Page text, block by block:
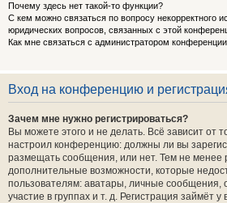
Почему здесь нет такой-то функции?
С кем можно связаться по вопросу некорректного
юридических вопросов, связанных с этой
Как мне связаться с администратором
Вход на конференцию и
Зачем мне нужно регистрироваться?
Вы можете этого и не делать. Всё зависит от
настроил конференцию: должны ли вы
размещать сообщения, или нет. Тем не менее
дополнительные возможности, которые
пользователям: аватары, личные сообщения,
участие в группах и т. д. Регистрация займёт у